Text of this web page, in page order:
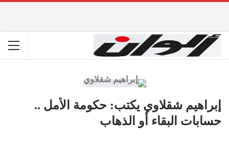
إبراهيم شقلاوي يكتب: حكومة الأمل ..
حسابات البقاء أو الذهاب